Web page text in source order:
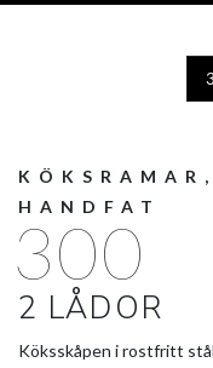
HANDFAT
300
2 LÅDOR
Köksskåpen i rostfritt